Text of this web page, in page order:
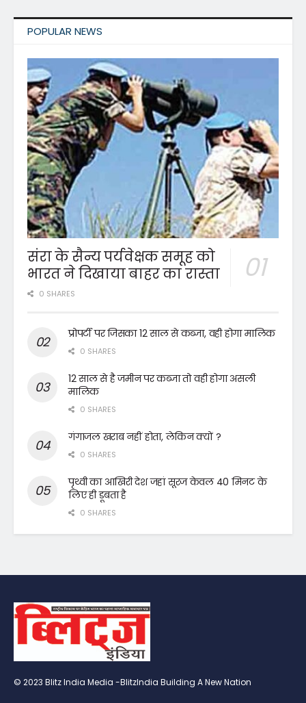
POPULAR NEWS
संरा के सैन्य पर्यवेक्षक समूह को
भारत ने दिखाया बाहर का रास्ता
0 SHARES
प्रोपर्टी पर जिसका 12 साल से कब्जा, वही होगा मालिक
0 SHARES
12 साल से है जमीन पर कब्जा तो वही होगा असली
मालिक
0 SHARES
गंगाजल खराब नहीं होता, लेकिन क्यों ?
0 SHARES
पृथ्वी का आखिरी देश जहां सूरज केवल 40 मिनट के
लिए ही डूबता है
0 SHARES
© 2023 Blitz India Media -BlitzIndia Building A New Nation